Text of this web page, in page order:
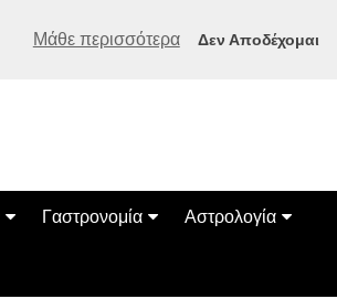
Μάθε περισσότερα Δεν Αποδέχομαι
Γαστρονομία Αστρολογία